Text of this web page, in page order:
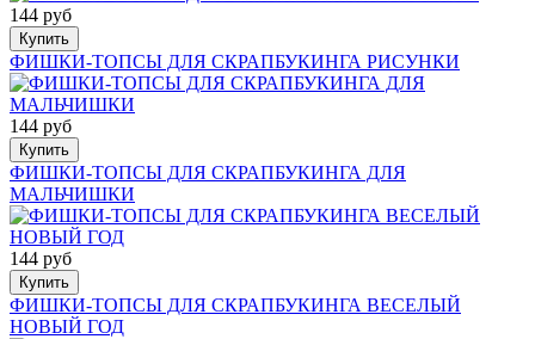
144 руб
Купить
ФИШКИ-ТОПСЫ ДЛЯ СКРАПБУКИНГА РИСУНКИ
144 руб
Купить
ФИШКИ-ТОПСЫ ДЛЯ СКРАПБУКИНГА ДЛЯ
МАЛЬЧИШКИ
144 руб
Купить
ФИШКИ-ТОПСЫ ДЛЯ СКРАПБУКИНГА ВЕСЕЛЫЙ
НОВЫЙ ГОД